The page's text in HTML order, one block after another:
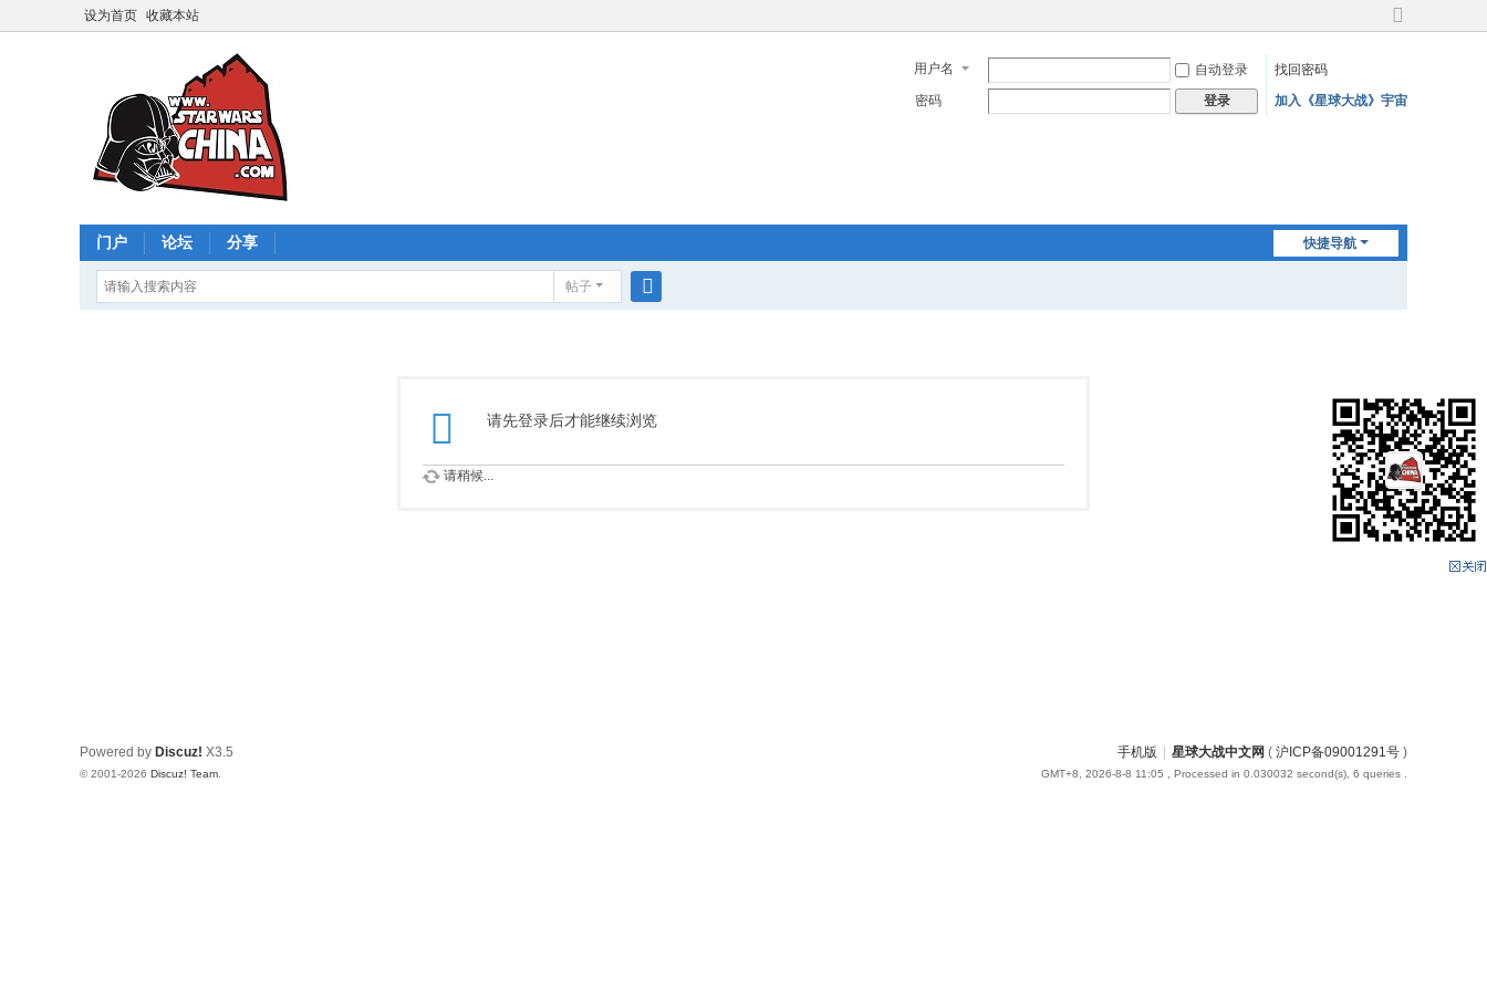
设为首页 收藏本站
切
宽
用户名 自动登录
找回密码
密码
登录 加入《星球大战》宇宙
快捷导航
门户 论坛 分享
帖子
请先登录后才能继续浏览
请稍候...
手机版 星球大战中文网 ( 沪ICP备09001291号 )
GMT+8, 2026-8-8 11:05 , Processed in 0.030032 second(s), 6 queries .
Powered by Discuz! X3.5
© 2001-2026 Discuz! Team